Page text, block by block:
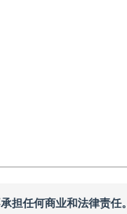
担任何商业和法律责任。